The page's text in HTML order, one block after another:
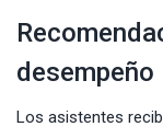
desempeño
Los asistentes